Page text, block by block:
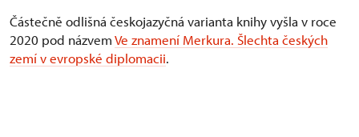
Částečně odlišná českojazyčná varianta knihy vyšla v roce
2020 pod názvemVe znamení Merkura. Šlechta českých
zemí v evropské diplomacii.